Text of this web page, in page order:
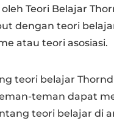
Teori Belajar
dengan teori
atau teori asosiasi.
teori belajar
teman dapat
teori belajar di